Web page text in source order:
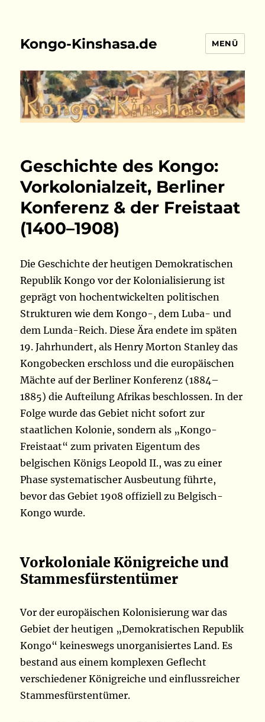
Kongo-Kinshasa.de MENÜ
Geschichte des Kongo:
Vorkolonialzeit, Berliner
Konferenz & der Freistaat
(1400–1908)
Die Geschichte der heutigen Demokratischen
Republik Kongo vor der Kolonialisierung ist
geprägt von hochentwickelten politischen
Strukturen wie dem Kongo-, dem Luba- und
dem Lunda-Reich. Diese Ära endete im späten
19. Jahrhundert, als Henry Morton Stanley das
Kongobecken erschloss und die europäischen
Mächte auf der Berliner Konferenz (1884–
1885) die Aufteilung Afrikas beschlossen. In der
Folge wurde das Gebiet nicht sofort zur
staatlichen Kolonie, sondern als „Kongo-
Freistaat“ zum privaten Eigentum des
belgischen Königs Leopold II., was zu einer
Phase systematischer Ausbeutung führte,
bevor das Gebiet 1908 offiziell zu Belgisch-
Kongo wurde.
Vorkoloniale Königreiche und
Stammesfürstentümer
Vor der europäischen Kolonisierung war das
Gebiet der heutigen „Demokratischen Republik
Kongo“ keineswegs unorganisiertes Land. Es
bestand aus einem komplexen Geflecht
verschiedener Königreiche und einflussreicher
Stammesfürstentümer.